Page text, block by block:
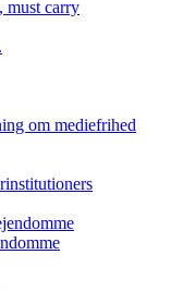
must carry
om mediefrihed